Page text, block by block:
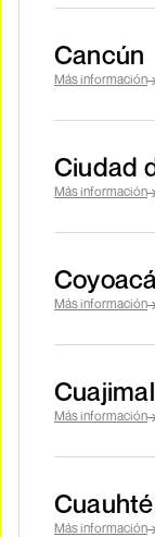
Cancún
Más información
Ciudad
Más información
Más información
Más información
Más información